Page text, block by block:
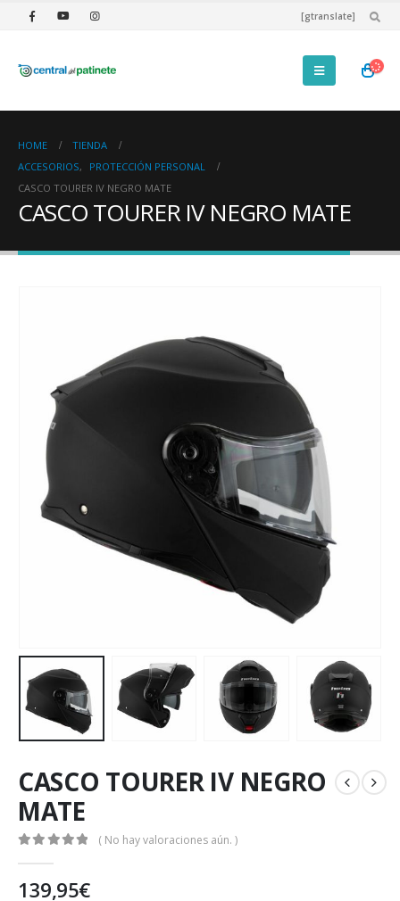
[gtranslate]
HOME
TIENDA
ACCESORIOS,
PROTECCIÓN PERSONAL
CASCO TOURER IV NEGRO MATE
CASCO TOURER IV NEGRO MATE
CASCO TOURER IV NEGRO
MATE
( No hay valoraciones aún. )
139,95€